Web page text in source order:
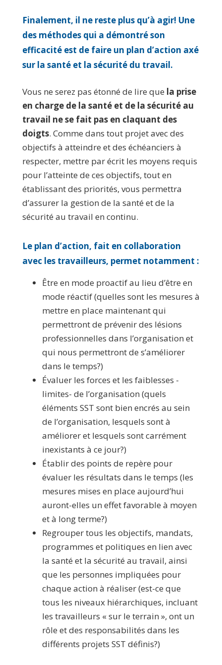
Finalement, il ne reste plus qu’à agir! Une
des méthodes qui a démontré son
efficacité est de faire un plan d’action axé
sur la santé et la sécurité du travail.
Vous ne serez pas étonné de lire que la prise
en charge de la santé et de la sécurité au
travail ne se fait pas en claquant des
doigts. Comme dans tout projet avec des
objectifs à atteindre et des échéanciers à
respecter, mettre par écrit les moyens requis
pour l’atteinte de ces objectifs, tout en
établissant des priorités, vous permettra
d’assurer la gestion de la santé et de la
sécurité au travail en continu.
Le plan d’action, fait en collaboration
avec les travailleurs, permet notamment :
Être en mode proactif au lieu d’être en
mode réactif (quelles sont les mesures à
mettre en place maintenant qui
permettront de prévenir des lésions
professionnelles dans l’organisation et
qui nous permettront de s’améliorer
dans le temps?)
Évaluer les forces et les faiblesses -
limites- de l’organisation (quels
éléments SST sont bien encrés au sein
de l’organisation, lesquels sont à
améliorer et lesquels sont carrément
inexistants à ce jour?)
Établir des points de repère pour
évaluer les résultats dans le temps (les
mesures mises en place aujourd’hui
auront-elles un effet favorable à moyen
et à long terme?)
Regrouper tous les objectifs, mandats,
programmes et politiques en lien avec
la santé et la sécurité au travail, ainsi
que les personnes impliquées pour
chaque action à réaliser (est-ce que
tous les niveaux hiérarchiques, incluant
les travailleurs « sur le terrain », ont un
rôle et des responsabilités dans les
différents projets SST définis?)